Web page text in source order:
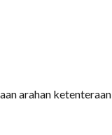
arahan ketenteraan